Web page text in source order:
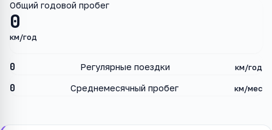
0
Общий годовой пробег
км/год
0 Регулярные поездки км/год
0 Среднемесячный пробег км/мес